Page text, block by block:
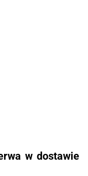
w dostawie